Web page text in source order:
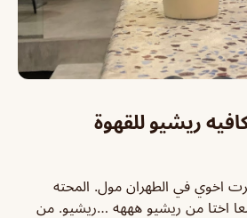
ريشيو للقهوة
اخوي في الطهران مول. المحته
اختا من ريشيو هههه …ريشيو. من